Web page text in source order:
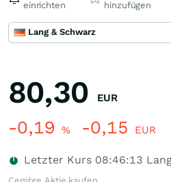
einrichten
hinzufügen
Lang & Schwarz
80,30 EUR
-0,19 % -0,15 EUR
Letzter Kurs 08:46:13